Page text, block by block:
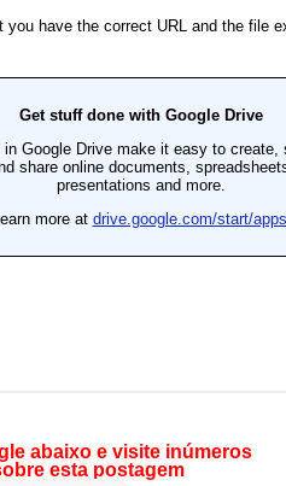
abaixo e visite inúmeros
esta postagem